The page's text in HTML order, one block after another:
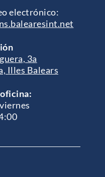
electrónico:
3a
Illes Balears